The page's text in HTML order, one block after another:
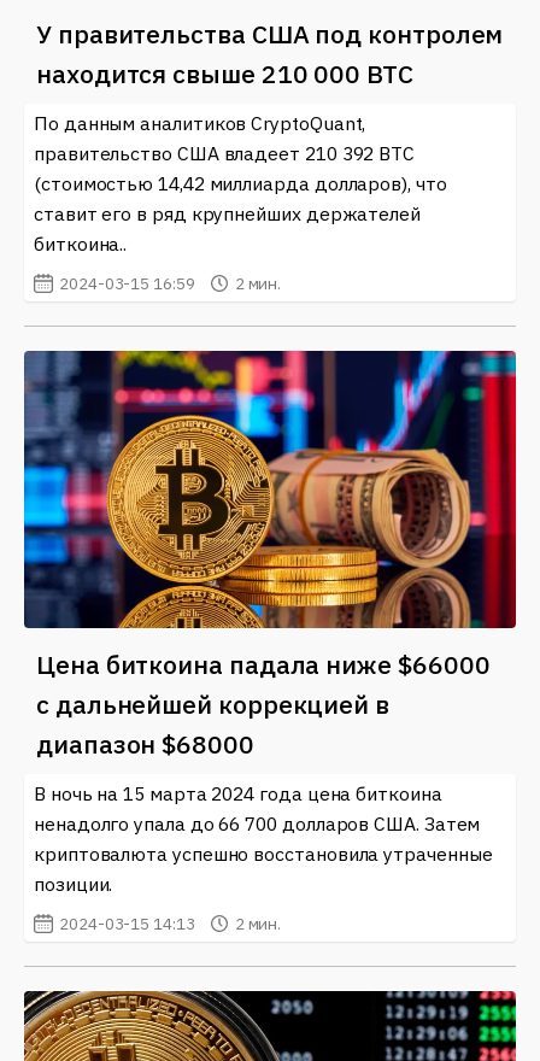
У правительства США под контролем
находится свыше 210 000 BTC
По данным аналитиков CryptoQuant,
правительство США владеет 210 392 BTC
(стоимостью 14,42 миллиарда долларов), что
ставит его в ряд крупнейших держателей
биткоина..
2024-03-15 16:59 2 мин.
Цена биткоина падала ниже $66000
с дальнейшей коррекцией в
диапазон $68000
В ночь на 15 марта 2024 года цена биткоина
ненадолго упала до 66 700 долларов США. Затем
криптовалюта успешно восстановила утраченные
позиции.
2024-03-15 14:13 2 мин.